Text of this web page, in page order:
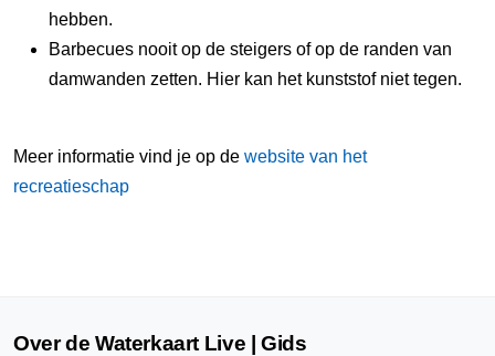
hebben.
Barbecues nooit op de steigers of op de randen van
damwanden zetten. Hier kan het kunststof niet tegen.
Meer informatie vind je op de website van het
recreatieschap
Over de Waterkaart Live | Gids